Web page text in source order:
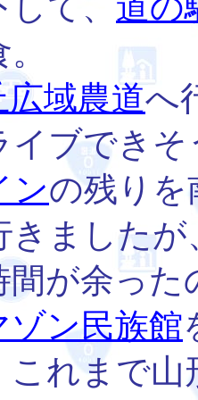
域農道へ
イブでき
ンの残りを
きました
間が余った
ゾン民族館
これまで